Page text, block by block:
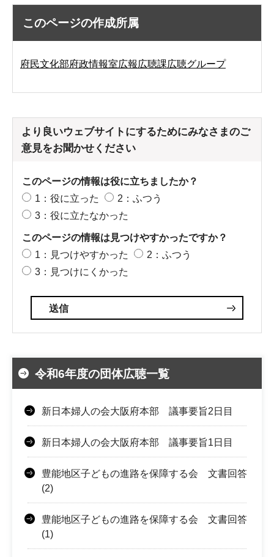
このページの作成所属
府民文化部府政情報室広報広聴課広聴グループ
より良いウェブサイトにするためにみなさまのご
意見をお聞かせください
このページの情報は役に立ちましたか？
1：役に立った
2：ふつう
3：役に立たなかった
このページの情報は見つけやすかったですか？
1：見つけやすかった
2：ふつう
3：見つけにくかった
令和6年度の団体広聴一覧
新日本婦人の会大阪府本部 議事要旨2日目
新日本婦人の会大阪府本部 議事要旨1日目
豊能地区子どもの進路を保障する会 文書回答
(2)
豊能地区子どもの進路を保障する会 文書回答
(1)